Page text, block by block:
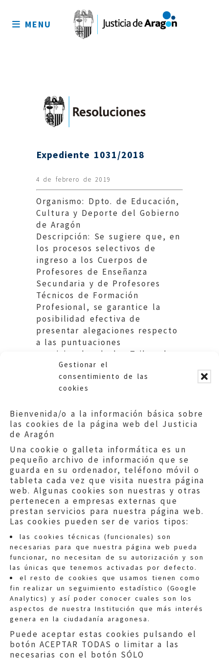
Gestionar el
consentimiento de las
cookies
Bienvenida/o a la información básica sobre
las cookies de la página web del Justicia
de Aragón
Una cookie o galleta informática es un
pequeño archivo de información que se
guarda en su ordenador, teléfono móvil o
tableta cada vez que visita nuestra página
web. Algunas cookies son nuestras y otras
pertenecen a empresas externas que
prestan servicios para nuestra página web.
Las cookies pueden ser de varios tipos:
las cookies técnicas (funcionales) son
necesarias para que nuestra página web pueda
funcionar, no necesitan de su autorización y son
las únicas que tenemos activadas por defecto.
el resto de cookies que usamos tienen como
fin realizar un seguimiento estadístico (Google
Analytics) y así poder conocer cuales son los
aspectos de nuestra Institución que más interés
genera en la ciudadanía aragonesa.
Puede aceptar estas cookies pulsando el
botón ACEPTAR TODAS o limitar a las
necesarias con el botón SÓLO
sitio
MENU
Expediente 1031/2018
4 de febrero de 2019
Organismo: Dpto. de Educación,
Cultura y Deporte del Gobierno
de Aragón
Descripción: Se sugiere que, en
los procesos selectivos de
ingreso a los Cuerpos de
Profesores de Enseñanza
Secundaria y de Profesores
Técnicos de Formación
Profesional, se garantice la
posibilidad efectiva de
presentar alegaciones respecto
a las puntuaciones
provisionales de los Tribunales
de selección.
Quejas:quejas@eljusticiadearagon.es
Información general:
informacion@eljusticiadearagon.es
Teléfonos:900 210 210/